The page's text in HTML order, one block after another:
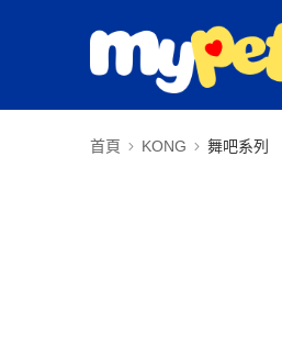
首頁 KONG 舞吧系列